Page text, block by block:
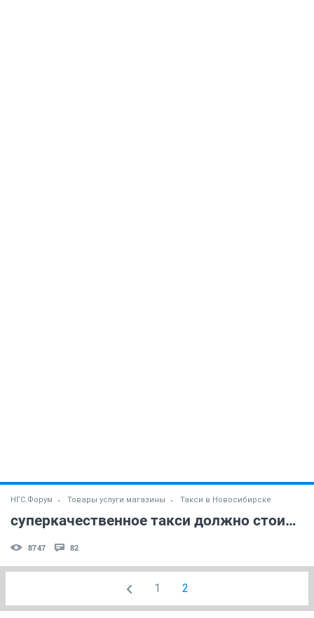
НГС.Форум Товары услуги магазины Такси в Новосибирске
суперкачественное такси должно стоить супердорого?
8747 82
1 2